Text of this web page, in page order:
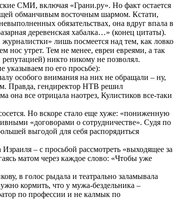
СМИ, включая «Грани.ру». Но факт остается
обманчивым восточным шармом. Кстати,
обязательствах, она вдруг впала в
деревенская хабалка…» (конец цитаты).
лишь посмеется над тем, как ловко
нос утрет. Тем не менее, евреи евреями, а так
никто никому не позволял.
по его просьбе):
особого внимания на них не обращали – ну,
Правда, гендиректор НТВ решил
она все отрицала наотрез, Кулистиков все-таки
Но вскоре стало еще хуже: «пониженную
«договорами о сотрудничестве». Судя по
выгодой для себя распорядиться
– с просьбой рассмотреть «выходящее за
матом через каждое слово: «Чтобы уже
в голос рыдала и театрально заламывала
кормить, что у мужа-бездельника –
по профессии и не калмык по